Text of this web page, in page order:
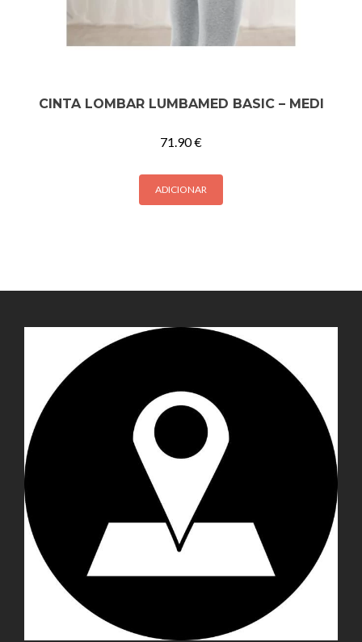
CINTA LOMBAR LUMBAMED BASIC – MEDI
71.90€
ADICIONAR